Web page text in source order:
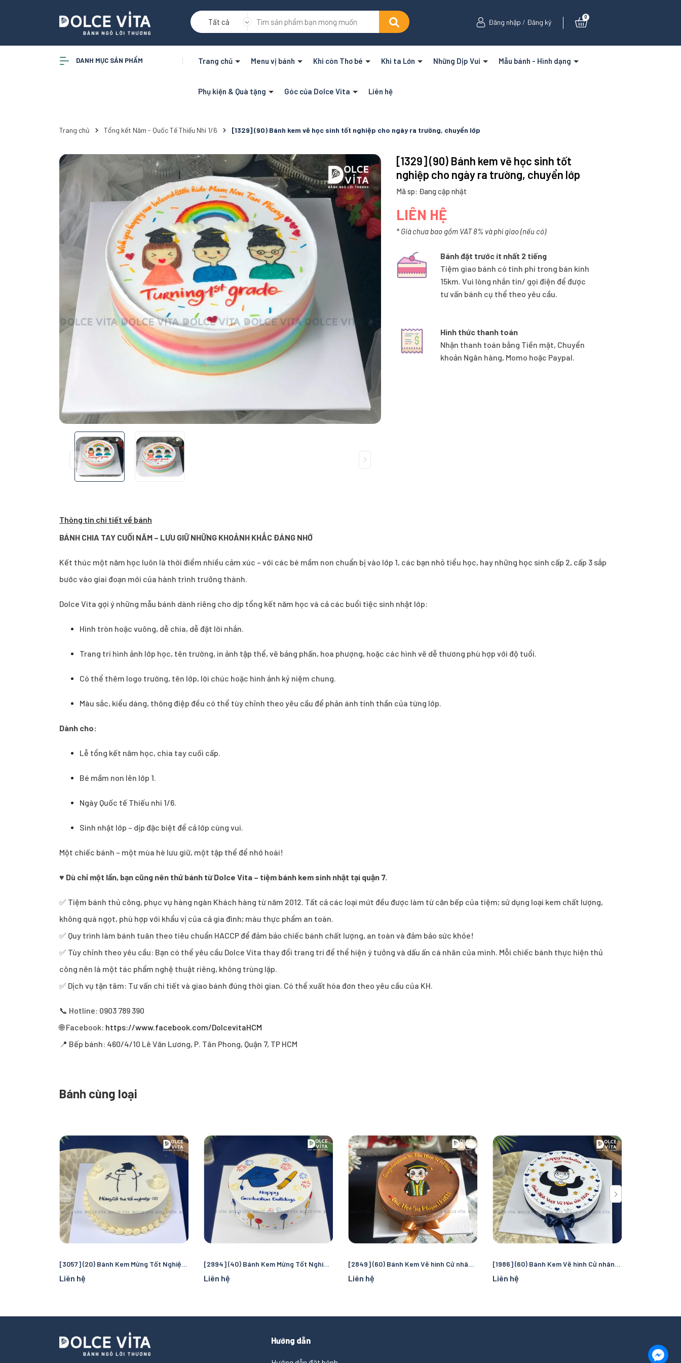
Tất cả Đăng nhập / Đăng ký
0
DANH MỤC SẢN PHẨM Trang chủ Menu vị bánh Khi còn Thơ bé Khi ta Lớn Những Dịp Vui Mẫu bánh - Hình dạng
Phụ kiện & Quà tặng Góc của Dolce Vita Liên hệ
Trang chủ Tổng kết Năm - Quốc Tế Thiếu Nhi 1/6 [1329] (90) Bánh kem vẽ học sinh tốt nghiệp cho ngày ra trường, chuyển lớp
[1329] (90) Bánh kem vẽ học sinh tốt
nghiệp cho ngày ra trường, chuyển lớp
Mã sp: Đang cập nhật
LIÊN HỆ
* Giá chưa bao gồm VAT 8% và phí giao (nếu có)
Bánh đặt trước ít nhất 2 tiếng
Tiệm giao bánh có tính phí trong bán kính
15km. Vui lòng nhắn tin/ gọi điện để được
tư vấn bánh cụ thể theo yêu cầu.
Hình thức thanh toán
Nhận thanh toán bằng Tiền mặt, Chuyển
khoản Ngân hàng, Momo hoặc Paypal.
Thông tin chi tiết về bánh
BÁNH CHIA TAY CUỐI NĂM – LƯU GIỮ NHỮNG KHOẢNH KHẮC ĐÁNG NHỚ
Kết thúc một năm học luôn là thời điểm nhiều cảm xúc – với các bé mầm non chuẩn bị vào lớp 1, các bạn nhỏ tiểu học, hay những học sinh cấp 2, cấp 3 sắp
bước vào giai đoạn mới của hành trình trưởng thành.
Dolce Vita gợi ý những mẫu bánh dành riêng cho dịp tổng kết năm học và cả các buổi tiệc sinh nhật lớp:
Hình tròn hoặc vuông, dễ chia, dễ đặt lời nhắn.
Trang trí hình ảnh lớp học, tên trường, in ảnh tập thể, vẽ bảng phấn, hoa phượng, hoặc các hình vẽ dễ thương phù hợp với độ tuổi.
Có thể thêm logo trường, tên lớp, lời chúc hoặc hình ảnh kỷ niệm chung.
Màu sắc, kiểu dáng, thông điệp đều có thể tùy chỉnh theo yêu cầu để phản ánh tinh thần của từng lớp.
Dành cho:
Lễ tổng kết năm học, chia tay cuối cấp.
Bé mầm non lên lớp 1.
Ngày Quốc tế Thiếu nhi 1/6.
Sinh nhật lớp – dịp đặc biệt để cả lớp cùng vui.
Một chiếc bánh – một mùa hè lưu giữ, một tập thể để nhớ hoài!
♥ Dù chỉ một lần, bạn cũng nên thử bánh từ Dolce Vita – tiệm bánh kem sinh nhật tại quận 7.
✅ Tiệm bánh thủ công, phục vụ hàng ngàn Khách hàng từ năm 2012. Tất cả các loại mứt đều được làm từ căn bếp của tiệm; sử dụng loại kem chất lượng,
không quá ngọt, phù hợp với khẩu vị của cả gia đình; màu thực phẩm an toàn.
✅ Quy trình làm bánh tuân theo tiêu chuẩn HACCP để đảm bảo chiếc bánh chất lượng, an toàn và đảm bảo sức khỏe!
✅ Tùy chỉnh theo yêu cầu: Bạn có thể yêu cầu Dolce Vita thay đổi trang trí để thể hiện ý tưởng và dấu ấn cá nhân của mình. Mỗi chiếc bánh thực hiện thủ
công nên là một tác phẩm nghệ thuật riêng, không trùng lặp.
✅ Dịch vụ tận tâm: Tư vấn chi tiết và giao bánh đúng thời gian. Có thể xuất hóa đơn theo yêu cầu của KH.
📞 Hotline: 0903 789 390
🌐 Facebook: https://www.facebook.com/DolcevitaHCM
📍 Bếp bánh: 460/4/10 Lê Văn Lương, P. Tân Phong, Quận 7, TP HCM
Bánh cùng loại
[3057] (20) Bánh Kem Mừng Tốt Nghiệp Dễ Thương
Liên hệ
[2994] (40) Bánh Kem Mừng Tốt Nghiệp Dễ Thương
Liên hệ
[2849] (60) Bánh Kem Vẽ hình Cử nhân Mừng Tốt Nghiệp
Liên hệ
[1986] (60) Bánh Kem Vẽ hình Cử nhân Mừng Tốt Nghiệp
Liên hệ
Hướng dẫn